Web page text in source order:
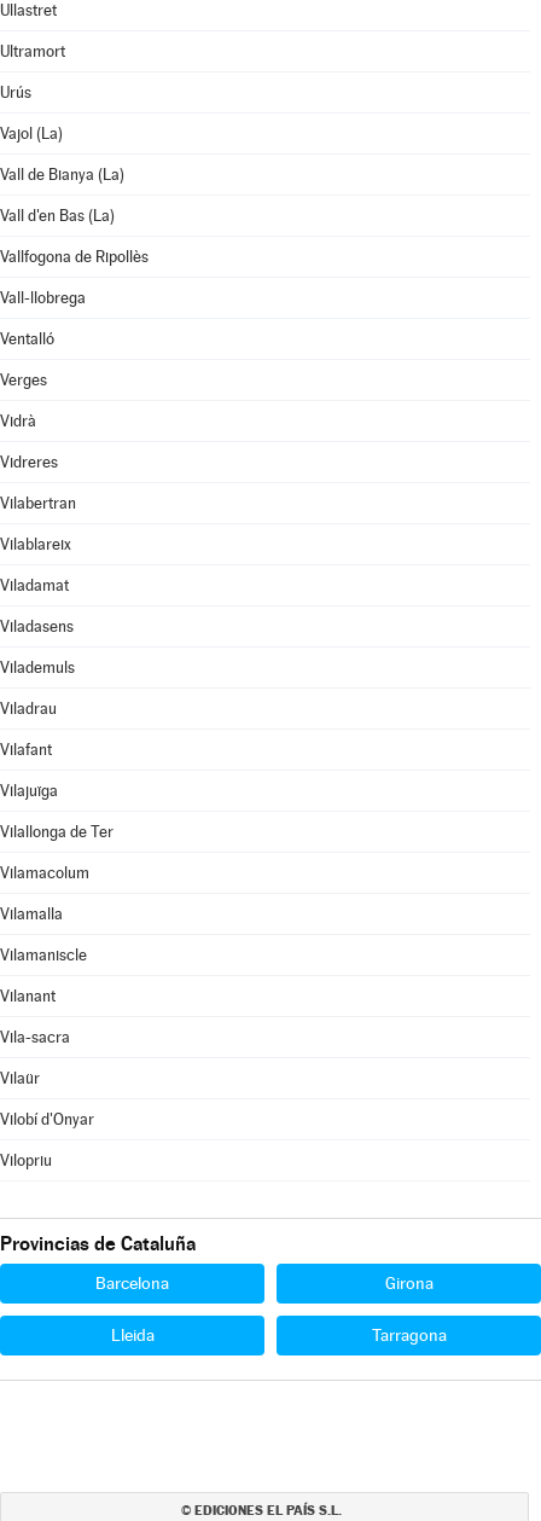
Ullastret
Ultramort
Urús
Vajol (La)
Vall de Bianya (La)
Vall d'en Bas (La)
Vallfogona de Ripollès
Vall-llobrega
Ventalló
Verges
Vidrà
Vidreres
Vilabertran
Vilablareix
Viladamat
Viladasens
Vilademuls
Viladrau
Vilafant
Vilajuïga
Vilallonga de Ter
Vilamacolum
Vilamalla
Vilamaniscle
Vilanant
Vila-sacra
Vilaür
Vilobí d'Onyar
Vilopriu
Provincias de Cataluña
Barcelona Girona
Lleida Tarragona
© EDICIONES EL PAÍS S.L.